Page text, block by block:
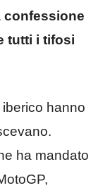
confessione
tutti i tifosi
hanno
ha mandato